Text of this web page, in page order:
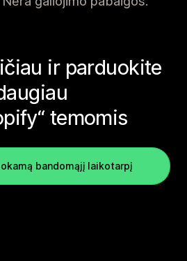
ir parduokite
temomis
bandomąjį laikotarpį